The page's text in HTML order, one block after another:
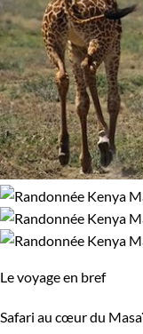
Le voyage en bref
Safari au cœur du